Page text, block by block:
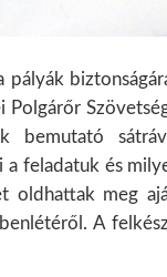
pályák
Polgárőr
bemutató
feladatuk és
oldhattak meg
A